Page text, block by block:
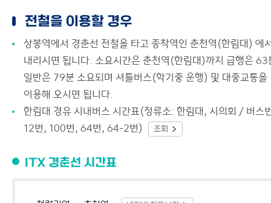
전철을 이용할 경우
상봉역에서 경춘선 전철을 타고 종착역인 춘천역(한림대) 에
내리시면 됩니다. 소요시간은 춘천역(한림대)까지 급행은 63
일반은 79분 소요되며 셔틀버스(학기중 운행) 및 대중교통을
이용해 오시면 됩니다.
한림대 경유 시내버스 시간표(정류소: 한림대, 시의회 / 버스
12번, 100번, 64번, 64-2번)
조회
ITX 경춘선 시간표